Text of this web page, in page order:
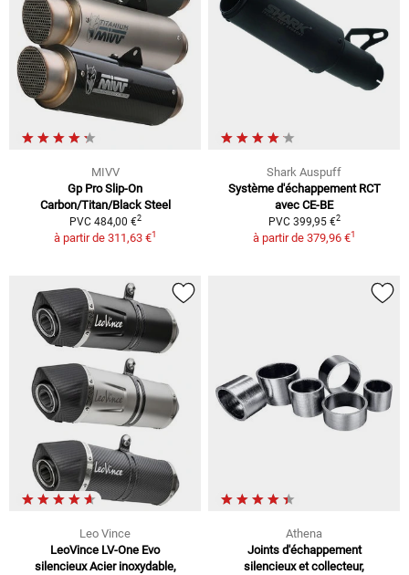
MIVV
Gp Pro Slip-On
Carbon/Titan/Black Steel
PVC 484,00 €2
à partir de 311,63 €1
Shark Auspuff
Système d'échappement RCT
avec CE-BE
PVC 399,95 €2
à partir de 379,96 €1
Leo Vince
LeoVince LV-One Evo
silencieux Acier inoxydable,
Athena
Joints d'échappement
silencieux et collecteur,